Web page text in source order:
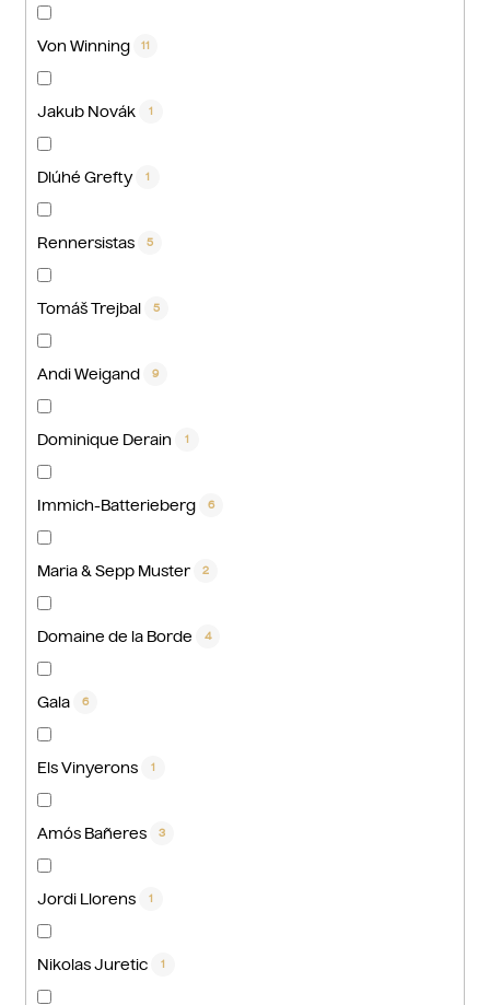
Von Winning 11
Jakub Novák 1
Dlúhé Grefty 1
Rennersistas 5
Tomáš Trejbal 5
Andi Weigand 9
Dominique Derain 1
Immich-Batterieberg 6
Maria & Sepp Muster 2
Domaine de la Borde 4
Gala 6
Els Vinyerons 1
Amós Bañeres 3
Jordi Llorens 1
Nikolas Juretic 1